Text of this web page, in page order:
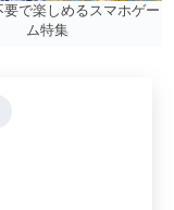
要で楽しめるスマホゲー
ム特集